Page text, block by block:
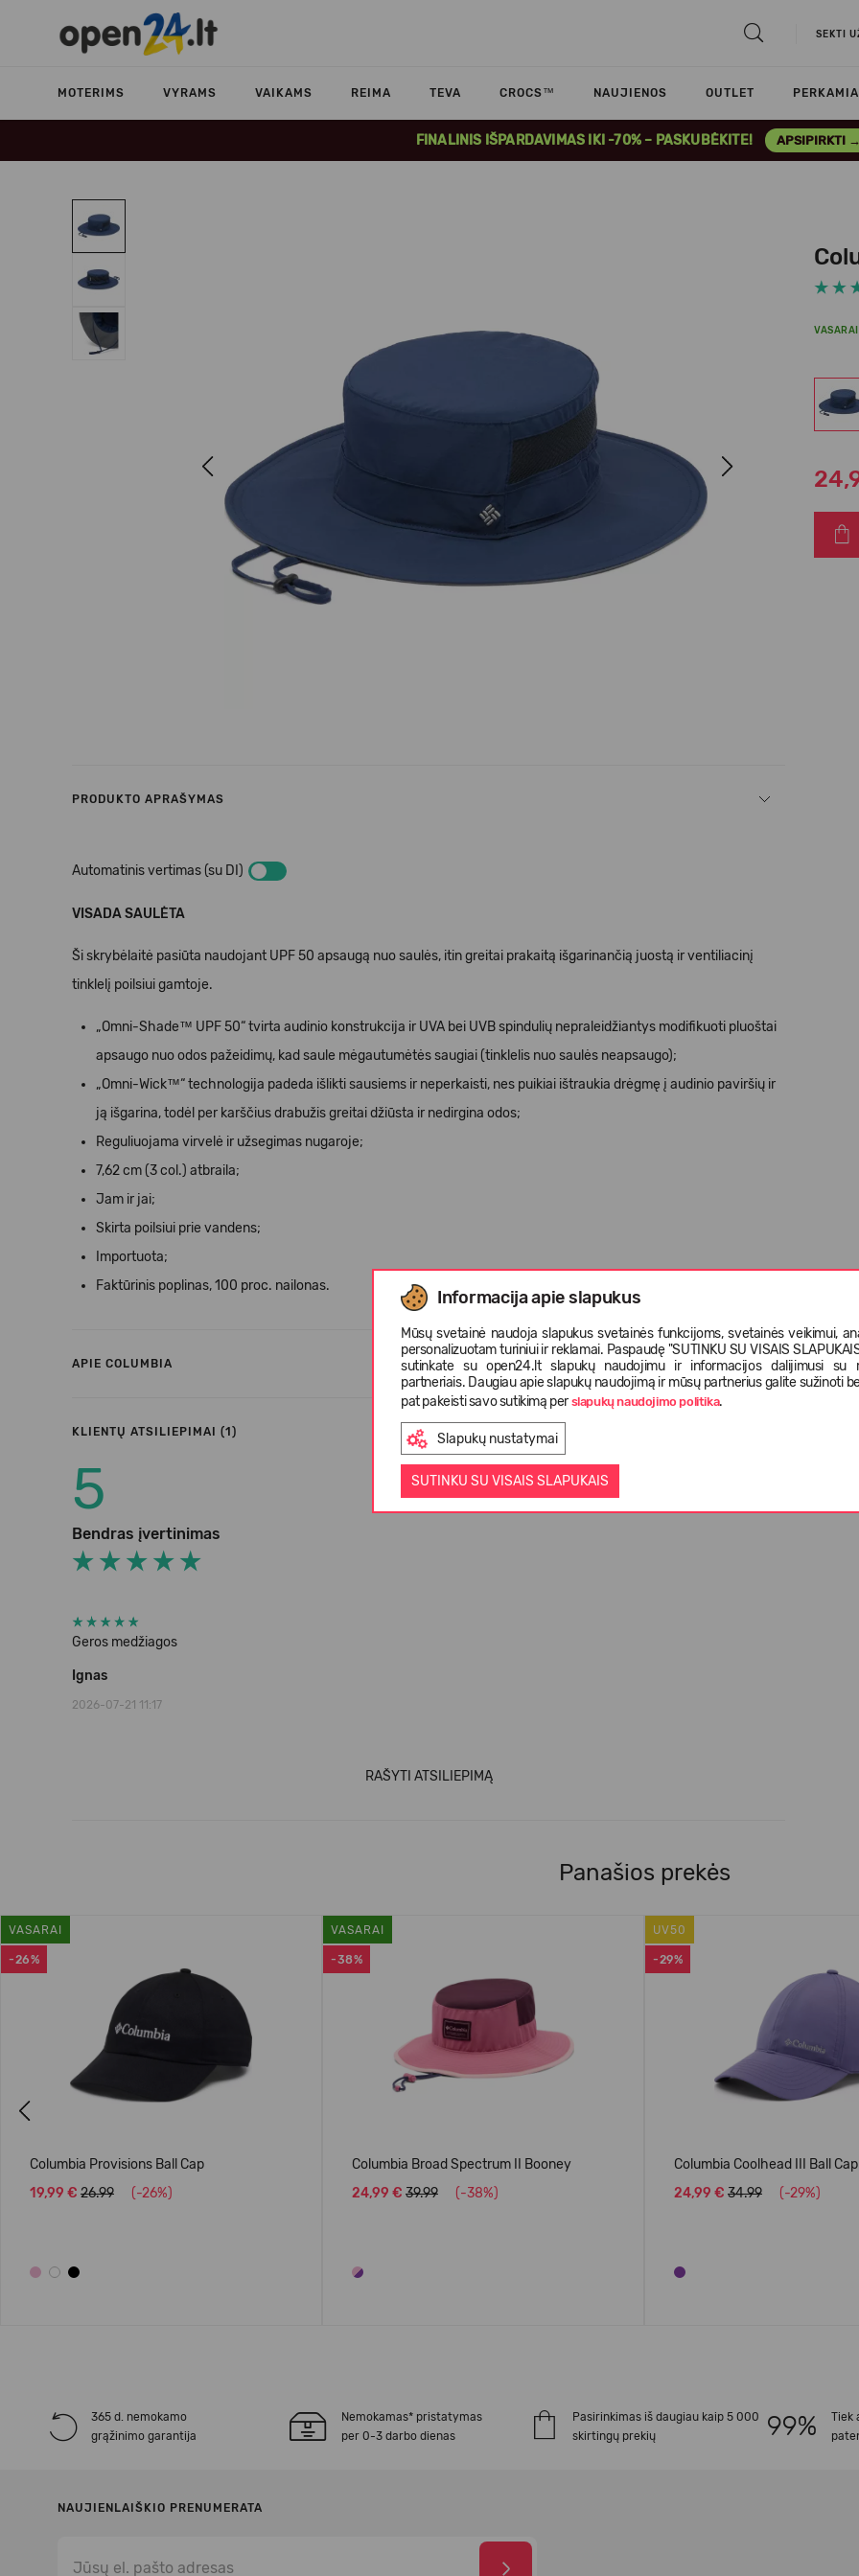
SEKTI
MOTERIMS VYRAMS VAIKAMS REIMA TEVA CROCS™ NAUJIENOS OUTLET
FINALINIS IŠPARDAVIMAS IKI -70% – PASKUBĖKITE! APSIPIRKTI →
Informacija apie slapukus
Mūsų svetainė naudoja slapukus svetainės funkcijoms, svetainės veikimui,
personalizuotam turiniui ir reklamai. Paspaudę "SUTINKU SU VISAIS
sutinkate su open24.lt slapukų naudojimu ir informacijos dalijimusi su
partneriais. Daugiau apie slapukų naudojimą ir mūsų partnerius galite sužinoti
pat pakeisti savo sutikimą per slapukų naudojimo politika.
Slapukų nustatymai
SUTINKU SU VISAIS SLAPUKAIS
Previous Next
VASARAI
PRODUKTO APRAŠYMAS
Automatinis vertimas (su DI)
VISADA SAULĖTA
Ši skrybėlaitė pasiūta naudojant UPF 50 apsaugą nuo saulės, itin greitai prakaitą išgarinančią juostą ir ventiliacinį
tinklelį poilsiui gamtoje.
„Omni-Shade™ UPF 50“ tvirta audinio konstrukcija ir UVA bei UVB spindulių nepraleidžiantys modifikuoti pluoštai
apsaugo nuo odos pažeidimų, kad saule mėgautumėtės saugiai (tinklelis nuo saulės neapsaugo);
„Omni-Wick™“ technologija padeda išlikti sausiems ir neperkaisti, nes puikiai ištraukia drėgmę į audinio paviršių ir
ją išgarina, todėl per karščius drabužis greitai džiūsta ir nedirgina odos;
Reguliuojama virvelė ir užsegimas nugaroje;
7,62 cm (3 col.) atbraila;
Jam ir jai;
Skirta poilsiui prie vandens;
Importuota;
Faktūrinis poplinas, 100 proc. nailonas.
APIE COLUMBIA
KLIENTŲ ATSILIEPIMAI (1)
5
Bendras įvertinimas
Geros medžiagos
Ignas
2026-07-21 11:17
RAŠYTI ATSILIEPIMĄ
Panašios prekės
-26%
VASARAI
Columbia Provisions Ball Cap
19,99 € 26.99 (-26%)
-38%
VASARAI
Columbia Broad Spectrum II Booney
24,99 € 39.99 (-38%)
-29%
UV50
Columbia Coolhead III Ball Cap
24,99 € 34.99 (-29%)
365 d. nemokamo
grąžinimo garantija
Nemokamas* pristatymas
per 0-3 darbo dienas
Pasirinkimas iš daugiau kaip 5 000
skirtingų prekių
Tiek
NAUJIENLAIŠKIO PRENUMERATA